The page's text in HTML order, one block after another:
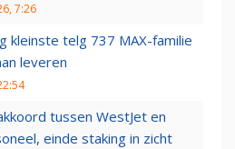
7:26
kleinste telg 737 MAX-familie
leveren
tussen WestJet en
einde staking in zicht